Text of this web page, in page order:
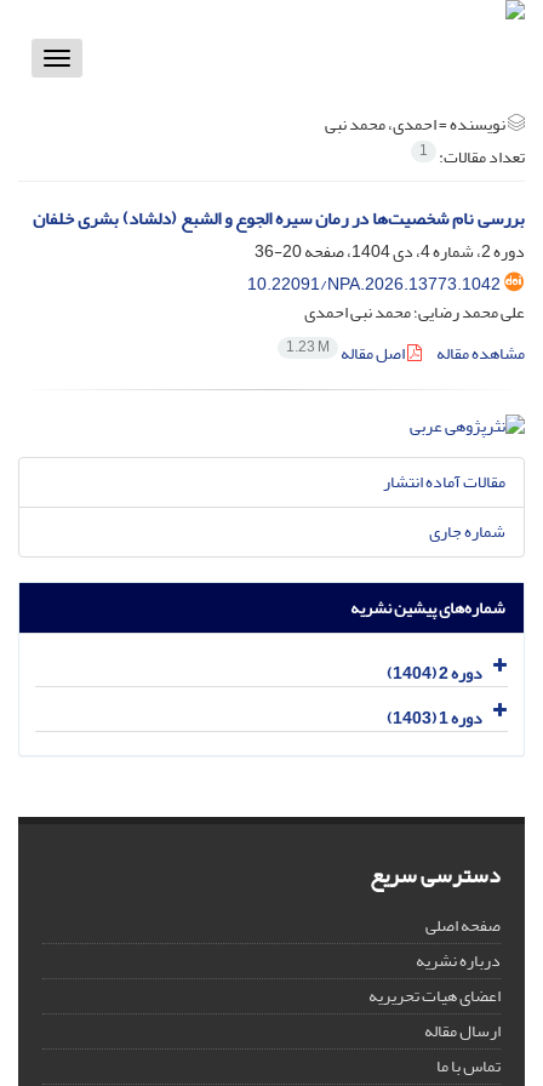
Toggle
نویسنده =احمدی، محمد نبی
تعداد مقالات: 1
بررسی نام شخصیت‌ها در رمان سیره الجوع و الشبع (دلشاد) بشری خلفان
دوره 2، شماره 4، دی 1404، صفحه
20-36
10.22091/NPA.2026.13773.1042
علی محمد رضایی؛ محمد نبی احمدی
مشاهده مقاله
اصل مقاله 1.23 M
مقالات آماده انتشار
شماره جاری
شماره‌های پیشین نشریه
دوره 2 (1404)
دوره 1 (1403)
دسترسی سریع
صفحه اصلی
درباره نشریه
اعضای هیات تحریریه
ارسال مقاله
تماس با ما